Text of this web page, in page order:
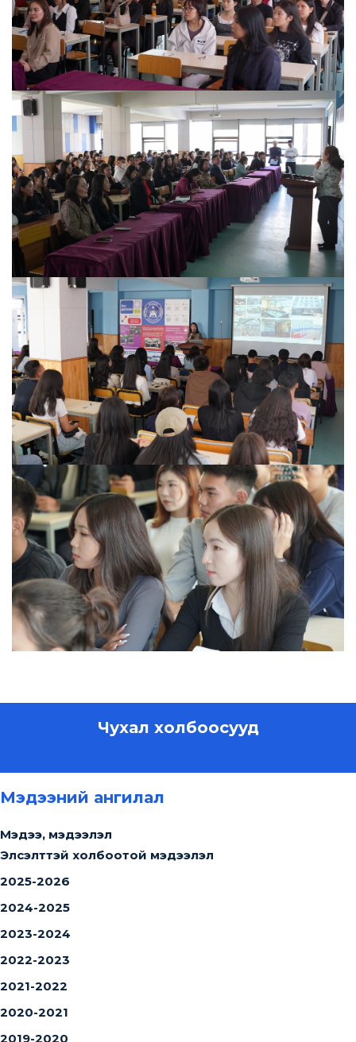
Чухал холбоосууд
Мэдээний ангилал
Мэдээ, мэдээлэл
Элсэлттэй холбоотой мэдээлэл
2025-2026
2024-2025
2023-2024
2022-2023
2021-2022
2020-2021
2019-2020